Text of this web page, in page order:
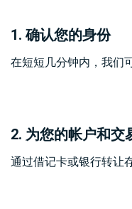
1. 确认您的身份
在短短几分钟内，我们
2. 为您的帐户和交
通过借记卡或银行转让